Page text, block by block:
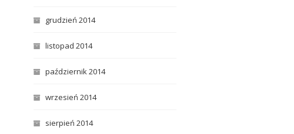
grudzień 2014
listopad 2014
październik 2014
wrzesień 2014
sierpień 2014